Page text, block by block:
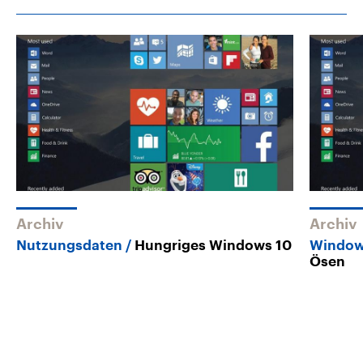
Archiv
Nutzungsdaten Hungriges Windows 10
Archiv
Ösen